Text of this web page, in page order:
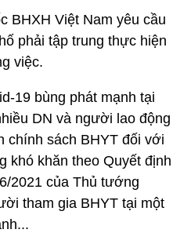
BHXH Việt Nam yêu cầu
phải tập trung thực hiện
việc.
19 bùng phát mạnh tại
DN và người lao động
chính sách BHYT đối với
khó khăn theo Quyết định
2021 của Thủ tướng
tham gia BHYT tại một